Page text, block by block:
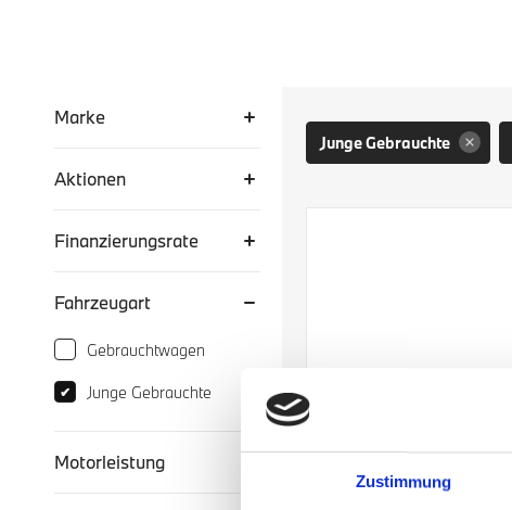
Zustimmung
Marke
Aktionen
Finanzierungsrate
Fahrzeugart
Fahrzeugart
Gebrauchtwagen
✔ Junge Gebrauchte
Motorleistung
Junge Gebrauchte